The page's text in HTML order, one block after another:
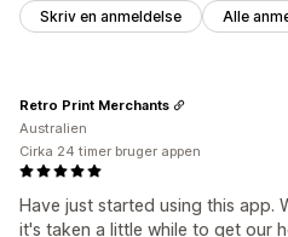
Skriv en anmeldelse Alle
Have just started using this app.
it's taken a little while to get our
Retro Print Merchants
Australien
Cirka 24 timer bruger appen